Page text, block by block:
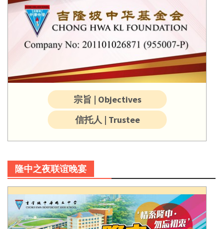
宗旨 | Objectives
信托人 | Trustee
隆中之夜联谊晚宴